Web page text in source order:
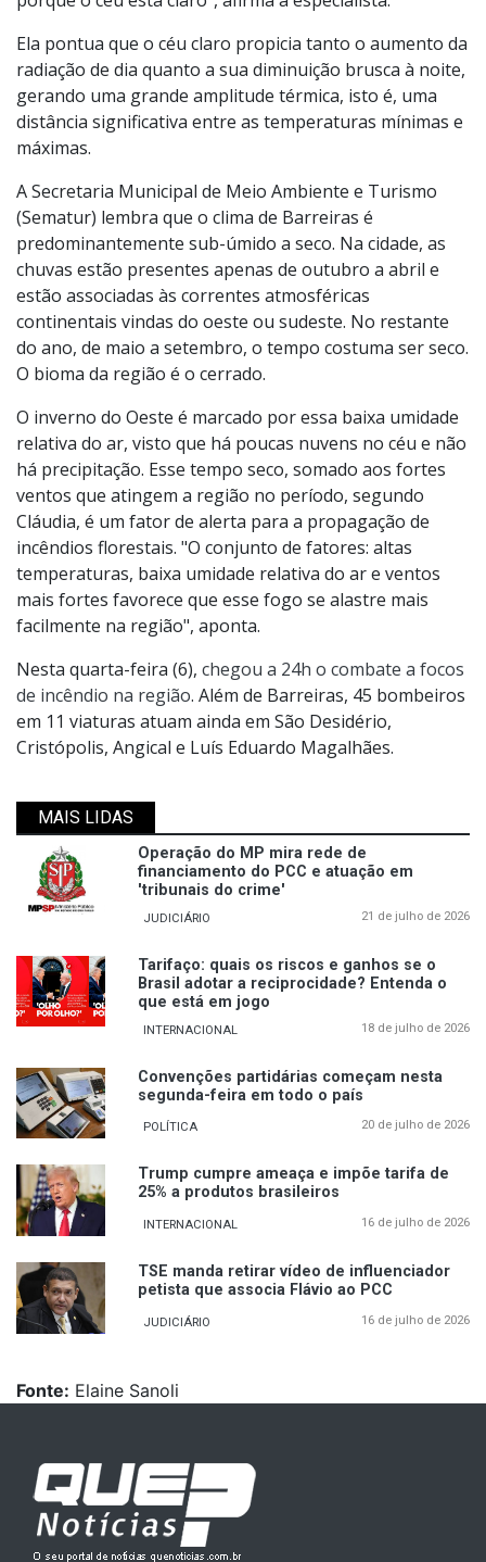
Ela pontua que o céu claro propicia tanto o aumento da
radiação de dia quanto a sua diminuição brusca à noite,
gerando uma grande amplitude térmica, isto é, uma
distância significativa entre as temperaturas mínimas e
máximas.
A Secretaria Municipal de Meio Ambiente e Turismo
(Sematur) lembra que o clima de Barreiras é
predominantemente sub-úmido a seco. Na cidade, as
chuvas estão presentes apenas de outubro a abril e
estão associadas às correntes atmosféricas
continentais vindas do oeste ou sudeste. No restante
do ano, de maio a setembro, o tempo costuma ser seco.
O bioma da região é o cerrado.
O inverno do Oeste é marcado por essa baixa umidade
relativa do ar, visto que há poucas nuvens no céu e não
há precipitação. Esse tempo seco, somado aos fortes
ventos que atingem a região no período, segundo
Cláudia, é um fator de alerta para a propagação de
incêndios florestais. "O conjunto de fatores: altas
temperaturas, baixa umidade relativa do ar e ventos
mais fortes favorece que esse fogo se alastre mais
facilmente na região", aponta.
Nesta quarta-feira (6), chegou a 24h o combate a focos
de incêndio na região. Além de Barreiras, 45 bombeiros
em 11 viaturas atuam ainda em São Desidério,
Cristópolis, Angical e Luís Eduardo Magalhães.
MAIS LIDAS
Operação do MP mira rede de
financiamento do PCC e atuação em
'tribunais do crime'
JUDICIÁRIO 21 de julho de 2026
Tarifaço: quais os riscos e ganhos se o
Brasil adotar a reciprocidade? Entenda o
que está em jogo
INTERNACIONAL 18 de julho de 2026
Convenções partidárias começam nesta
segunda-feira em todo o país
POLÍTICA 20 de julho de 2026
Trump cumpre ameaça e impõe tarifa de
25% a produtos brasileiros
INTERNACIONAL 16 de julho de 2026
TSE manda retirar vídeo de influenciador
petista que associa Flávio ao PCC
JUDICIÁRIO 16 de julho de 2026
Fonte: Elaine Sanoli